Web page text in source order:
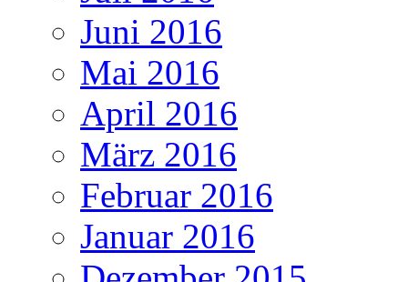
Juni 2016
Mai 2016
April 2016
März 2016
Februar 2016
Januar 2016